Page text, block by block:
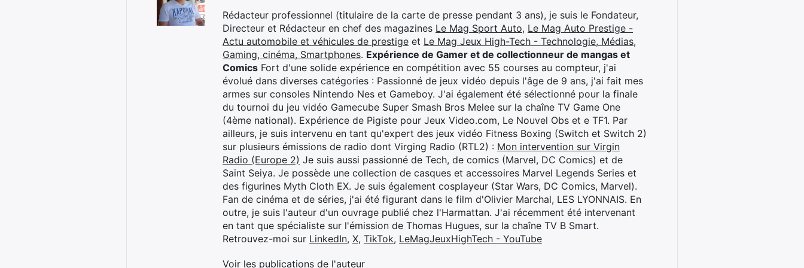
Rédacteur professionnel (titulaire de la carte de presse pendant 3 ans), je suis le Fondateur,
Directeur et Rédacteur en chef des magazines Le Mag Sport Auto, Le Mag Auto Prestige -
Actu automobile et véhicules de prestige et Le Mag Jeux High-Tech - Technologie, Médias,
Gaming, cinéma, Smartphones. Expérience de Gamer et de collectionneur de mangas et
Comics Fort d'une solide expérience en compétition avec 55 courses au compteur, j'ai
évolué dans diverses catégories : Passionné de jeux vidéo depuis l'âge de 9 ans, j'ai fait mes
armes sur consoles Nintendo Nes et Gameboy. J'ai également été sélectionné pour la finale
du tournoi du jeu vidéo Gamecube Super Smash Bros Melee sur la chaîne TV Game One
(4ème national). Expérience de Pigiste pour Jeux Video.com, Le Nouvel Obs et e TF1. Par
ailleurs, je suis intervenu en tant qu'expert des jeux vidéo Fitness Boxing (Switch et Switch 2)
sur plusieurs émissions de radio dont Virging Radio (RTL2) : Mon intervention sur Virgin
Radio (Europe 2) Je suis aussi passionné de Tech, de comics (Marvel, DC Comics) et de
Saint Seiya. Je possède une collection de casques et accessoires Marvel Legends Series et
des figurines Myth Cloth EX. Je suis également cosplayeur (Star Wars, DC Comics, Marvel).
Fan de cinéma et de séries, j'ai été figurant dans le film d'Olivier Marchal, LES LYONNAIS. En
outre, je suis l'auteur d'un ouvrage publié chez l'Harmattan. J'ai récemment été intervenant
en tant que spécialiste sur l'émission de Thomas Hugues, sur la chaîne TV B Smart.
Retrouvez-moi sur LinkedIn, X, TikTok, LeMagJeuxHighTech - YouTube
Voir les publications de l'auteur